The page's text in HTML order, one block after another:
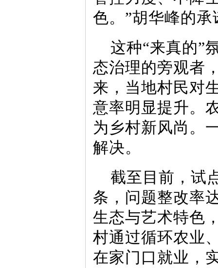
色。”胡华峰的
这种“来真的”
态治理的旁观者
来，当地村民对
意率明显提升。
为乡村新风尚。
解决。
截至目前，试
条，问题整改率
生态与艺术特色
村通过循环农业
在家门口就业，